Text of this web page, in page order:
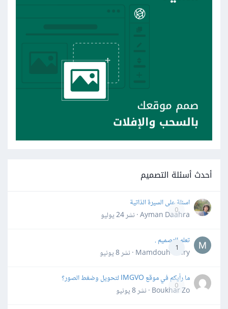
أحدث أسئلة التصميم
0
اسئلة على السيرة الذاتية
Ayman Daahra · نشر
24 يوليو
1
تعلم التصميم .
Mamdouh Khiry · نشر
8 يونيو
0
ما رأيكم في موقع IMGVO لتحويل وضغط الصور؟
Boukhar Zo · نشر
8 يونيو